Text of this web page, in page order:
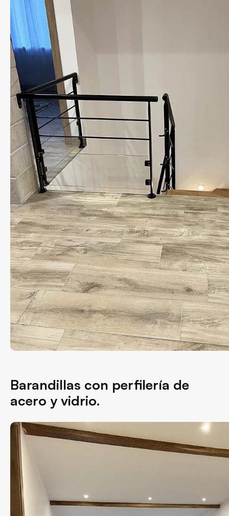
Barandillas con perfilería de
acero y vidrio.